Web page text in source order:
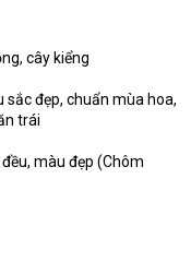
cây kiểng
sắc đẹp, chuẩn mùa hoa,
trái
màu đẹp (Chôm